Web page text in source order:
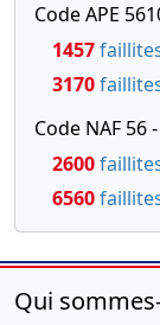
Code APE
1457
3170
Code NAF 56
2600
6560
Qui